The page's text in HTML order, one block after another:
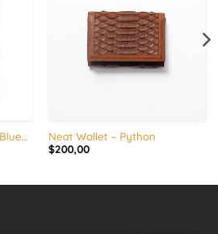
Thắng PasssportCover – BlueRed – Buttero Veg Tanned Leather
Neat Wallet – Python
$200,00